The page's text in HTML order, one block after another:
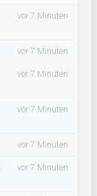
vor 7 Minuten
vor 7 Minuten
vor 7 Minuten
vor 7 Minuten
vor 7 Minuten
vor 7 Minuten